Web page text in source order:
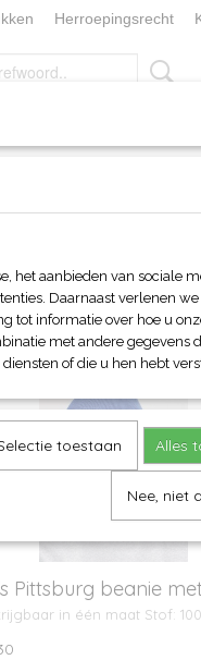
Herroepingsrecht
KERST/
Pittsburg beanie
in één maat Stof:
het aanbieden van sociale
Daarnaast verlenen
tot informatie over hoe u
met andere gegevens
of die u hen hebt
toestaan Alles
Nee, niet